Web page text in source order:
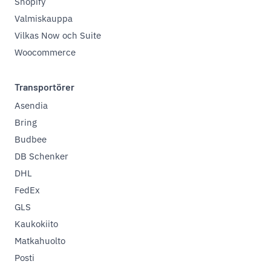
Valmiskauppa
Vilkas Now och Suite
Woocommerce
Transportörer
Asendia
Bring
Budbee
DB Schenker
DHL
FedEx
GLS
Kaukokiito
Matkahuolto
Posti